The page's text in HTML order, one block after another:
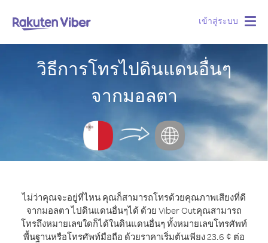
เข้าสู่ระบบ
วิธีการโทรไปดินแดนอื่นๆ
จากมอลตา
ไม่ว่าคุณจะอยู่ที่ไหน คุณก็สามารถโทรด้วยคุณภาพเสียงที่ดี
จากมอลตา ไปดินแดนอื่นๆได้ ด้วย Viber Outคุณสามารถ
โทรถึงหมายเลขใดก็ได้ในดินแดนอื่นๆ ทั้งหมายเลขโทรศัพท์
พื้นฐานหรือโทรศัพท์มือถือ ด้วยราคาเริ่มต้นเพียง 23.6 ¢ ต่อ